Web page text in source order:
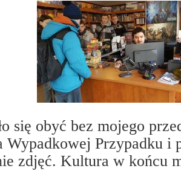
się obyć bez mojego
Wypadkowej Przypadku i
zdjęć. Kultura w końcu